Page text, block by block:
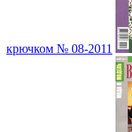
крючком № 08-2011